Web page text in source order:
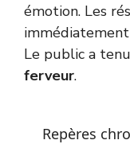
émotion. Les
Le public a
ferveur.
Repères